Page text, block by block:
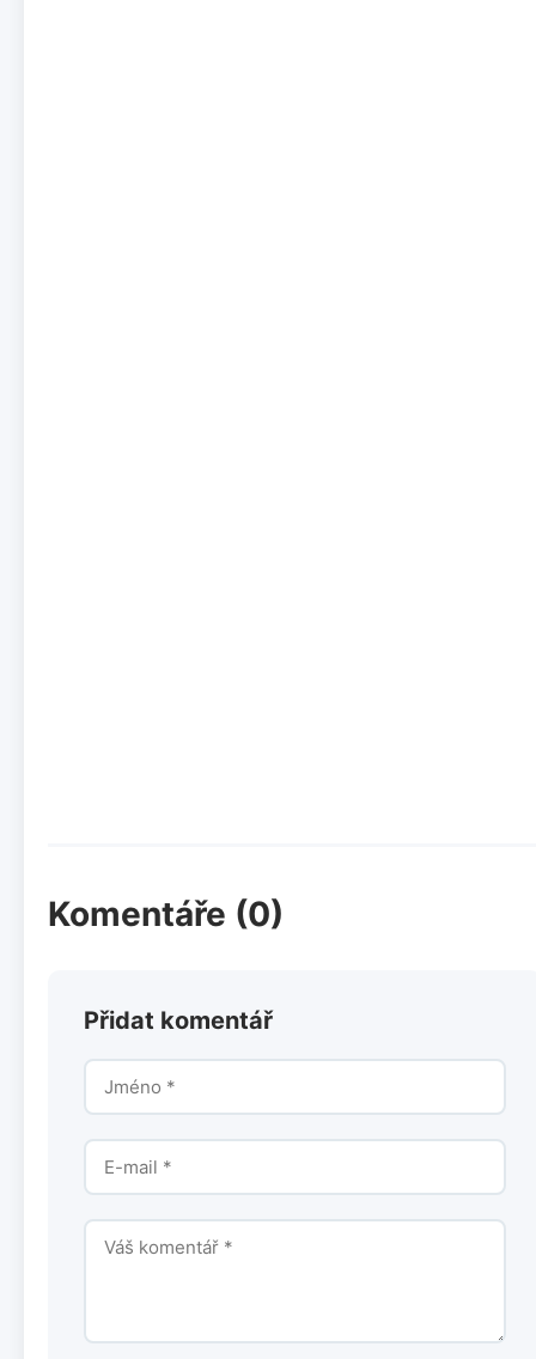
Komentáře (0)
Přidat komentář